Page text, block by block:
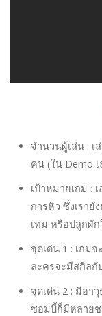
จำนวนผู้เล่น : เ
คน (ใน Demo
เป้าหมายเกม :
การหิว ซึ่งเรายั
เทม หรือปลูกผั
จุดเด่น 1 : เกม
ละครจะมีสกิลกั
จุดเด่น 2 : มีอา
ซอมบี้ก็มีหลาย